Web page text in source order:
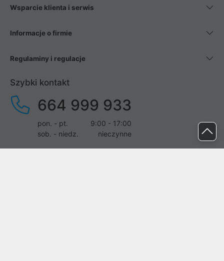
Wsparcie klienta i serwis
Informacje o firmie
Regulaminy i regulacje
Szybki kontakt
664 999 933
pon. - pt.
9:00 - 17:00
sob. - niedz.
nieczynne